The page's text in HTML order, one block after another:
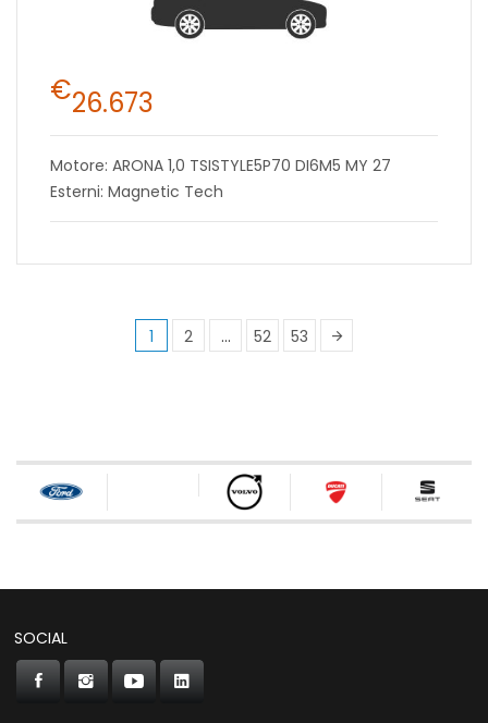
€26.673
Motore: ARONA 1,0 TSISTYLE5P70 DI6M5 MY 27
Esterni: Magnetic Tech
1 2 … 52 53
SOCIAL